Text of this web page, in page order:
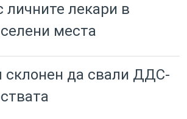
личните лекари в
места
склонен да свали ДДС-